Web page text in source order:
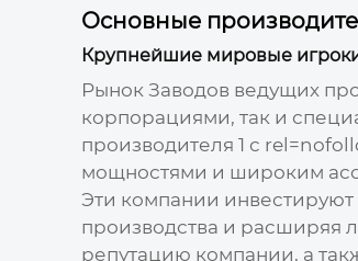
Основные
Крупнейшие мировые
Рынок Заводов ведущих
корпорациями, так и
производителя 1 с
мощностями и широким
Эти компании инвестируют
производства и расширяя
репутацию компании, а